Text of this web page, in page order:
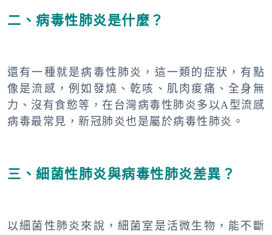
二、病毒性肺炎是什麼？
還有一種就是病毒性肺炎，這一類的症狀，有點
像是流感，例如發燒、乾咳、肌肉痠痛、全身無
力、沒有食慾等，在台灣病毒性肺炎多以A型流感
病毒最常見，新冠肺炎也是屬於病毒性肺炎。
三、細菌性肺炎與病毒性肺炎差異？
以細菌性肺炎來說，細菌室是活微生物，能不斷